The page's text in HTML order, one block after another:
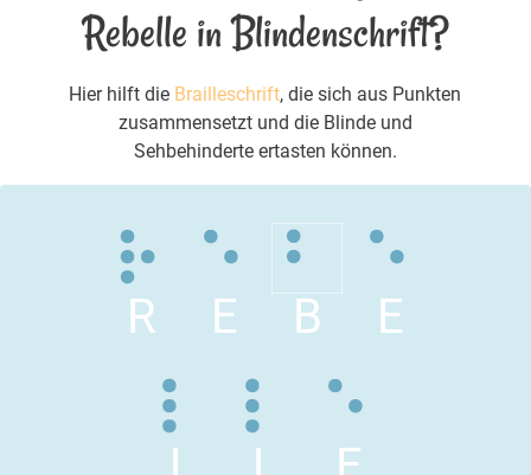
Rebelle in Blindenschrift?
Hier hilft die Brailleschrift, die sich aus Punkten
zusammensetzt und die Blinde und
Sehbehinderte ertasten können.
R E B E